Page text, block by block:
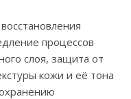
процессов
слоя, защита от
кожи и её тона